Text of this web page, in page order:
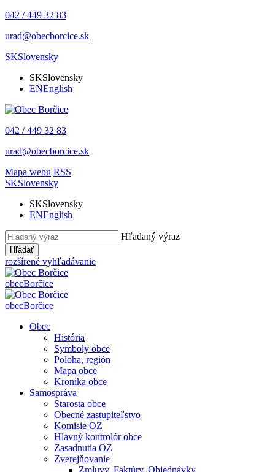
042 / 449 32 83
urad@obecborcice.sk
SKSlovensky
SKSlovensky
ENEnglish
042 / 449 32 83
urad@obecborcice.sk
Mapa webu RSS
SKSlovensky
SKSlovensky
ENEnglish
Hľadaný výraz
Hľadať
rozšírené vyhľadávanie
obecBorčice
obecBorčice
Obec
História
Symboly obce
Poloha, región
Mapa obce
Kronika obce
Samospráva
Starosta obce
Obecné zastupiteľstvo
Komisie OZ
Hlavný kontrolór obce
Zasadnutia OZ
Zverejňovanie
Zmluvy, Faktúry, Objednávky